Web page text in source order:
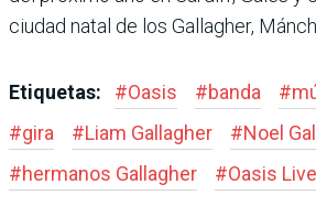
ciudad natal de los Gallagher,
Etiquetas: #Oasis #banda #
#gira #Liam Gallagher #Noel
#hermanos Gallagher #Oasis